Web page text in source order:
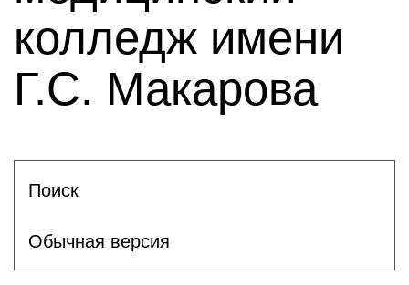
колледж имени
Г.С. Макарова
Поиск
Обычная версия